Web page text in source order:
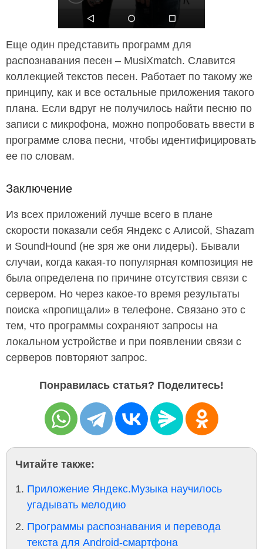
Еще один представить программ для
распознавания песен – MusiXmatch. Славится
коллекцией текстов песен. Работает по такому же
принципу, как и все остальные приложения такого
плана. Если вдруг не получилось найти песню по
записи с микрофона, можно попробовать ввести в
программе слова песни, чтобы идентифицировать
ее по словам.
Заключение
Из всех приложений лучше всего в плане
скорости показали себя Яндекс с Алисой, Shazam
и SoundHound (не зря же они лидеры). Бывали
случаи, когда какая-то популярная композиция не
была определена по причине отсутствия связи с
сервером. Но через какое-то время результаты
поиска «пропищали» в телефоне. Связано это с
тем, что программы сохраняют запросы на
локальном устройстве и при появлении связи с
серверов повторяют запрос.
Понравилась статья? Поделитесь!
Читайте также:
Приложение Яндекс.Музыка научилось
угадывать мелодию
Программы распознавания и перевода
текста для Android-смартфона